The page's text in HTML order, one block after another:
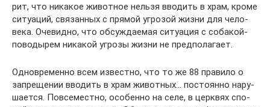
рит, что ника­кое живот­ное нельзя вво­дить в храм, кроме
ситу­а­ций, свя­зан­ных с прямой угро­зой жизни для чело­
века. Оче­видно, что обсуж­да­е­мая ситу­а­ция с соба­кой-
пово­ды­рем ника­кой угрозы жизни не пред­по­ла­гает.
Одно­вре­менно всем известно, что то же 88 пра­вило о
запре­ще­нии вво­дить в храм живот­ных… посто­янно нару­
ша­ется. Повсе­местно, осо­бенно на селе, в церк­вях спо­